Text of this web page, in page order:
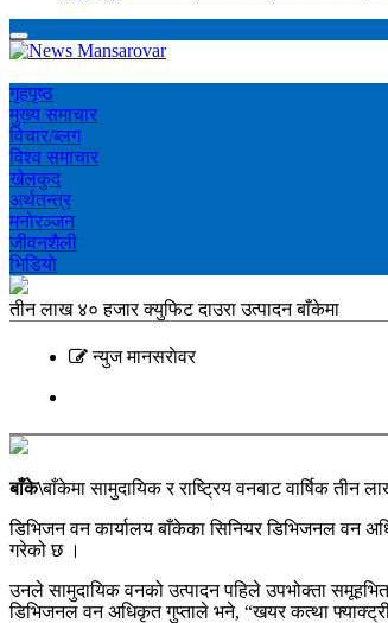
गृहपृष्ठ
मुख्य समाचार
विचार/ब्लग
विश्व समाचार
खेलकुद
अर्थतन्त्र
मनोरञ्‍जन
जीवनशैली
भिडियाे
तीन लाख ४० हजार क्युफिट दाउरा उत्पादन बाँकेमा
न्युज मानसराेवर
बाँके\बाँकेमा सामुदायिक र राष्ट्रिय वनबाट वार्षिक
डिभिजन वन कार्यालय बाँकेका सिनियर डिभिजनल वन
गरेको छ ।
उनले सामुदायिक वनको उत्पादन पहिले उपभोक्ता
डिभिजनल वन अधिकृत गुप्ताले भने, “खयर कत्था